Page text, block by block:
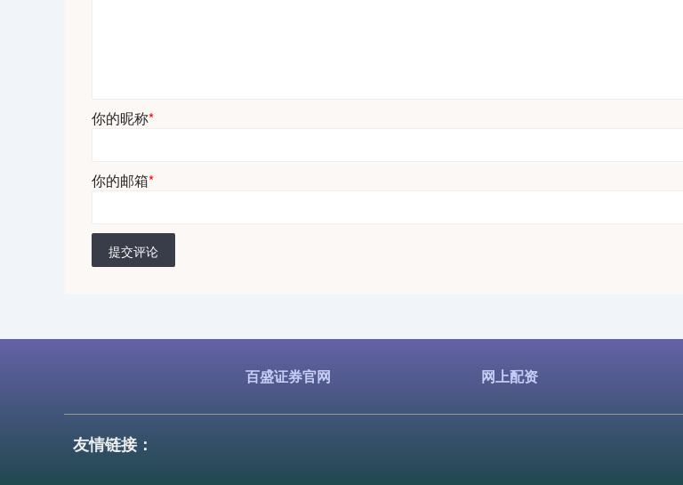
你的昵称*
你的邮箱*
提交评论
百盛证券官网 网上配资
友情链接：